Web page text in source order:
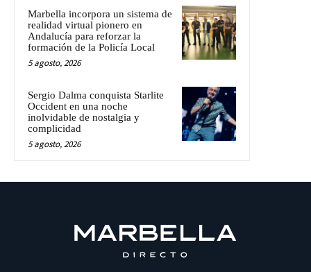
Marbella incorpora un sistema de
realidad virtual pionero en
Andalucía para reforzar la
formación de la Policía Local
5 agosto, 2026
Sergio Dalma conquista Starlite
Occident en una noche
inolvidable de nostalgia y
complicidad
5 agosto, 2026